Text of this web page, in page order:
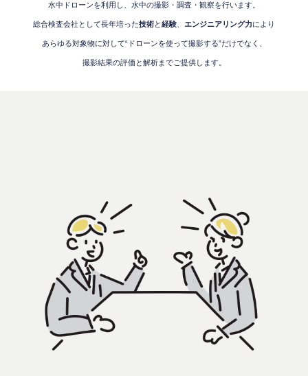
水中ドローンを利用し、水中の撮影・調査・観察を行います。
総合検査会社として長年培った技術と経験 エンジニアリング力により
あらゆる対象物に対して“ドローンを使って撮影する”だけでなく、
撮影結果の評価と解析までご提供します。